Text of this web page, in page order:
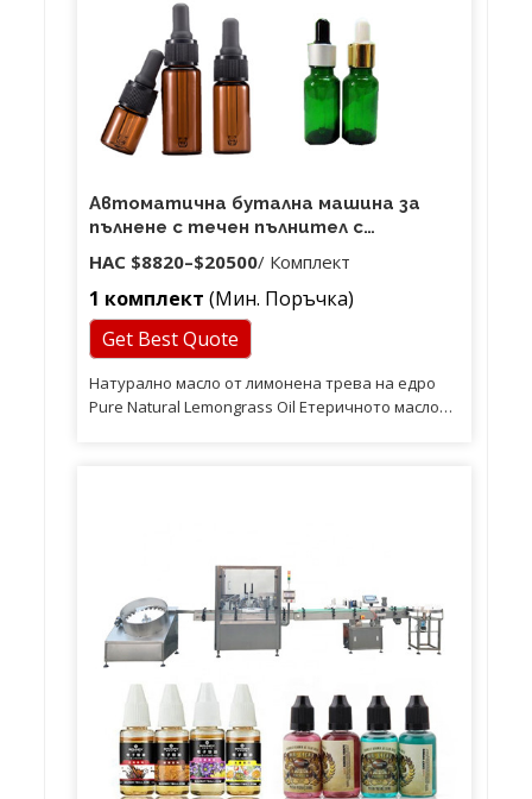
Автоматична бутална машина за
пълнене с течен пълнител с
етерично масло с 6 глави
НАС $8820–$20500/ Комплект
1 комплект (Мин. Поръчка)
Get Best Quote
Натурално масло от лимонена трева на едро
Pure Natural Lemongrass Oil Етеричното масло
кръвоносната система, прави кръвта
безпрепятствена; Регулира кръвоносната
система, предотвратява настинка, намалява
температурата, облекчава стареенето на
кожата.